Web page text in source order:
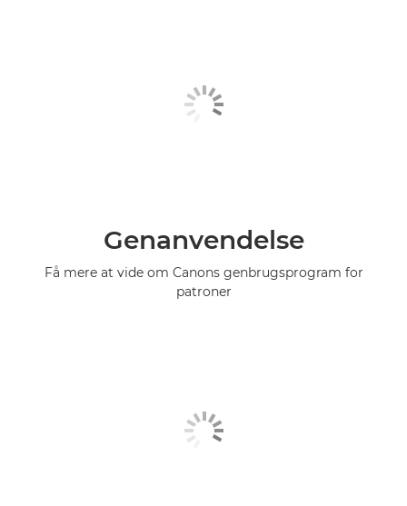
Genanvendelse
Få mere at vide om Canons genbrugsprogram for
patroner